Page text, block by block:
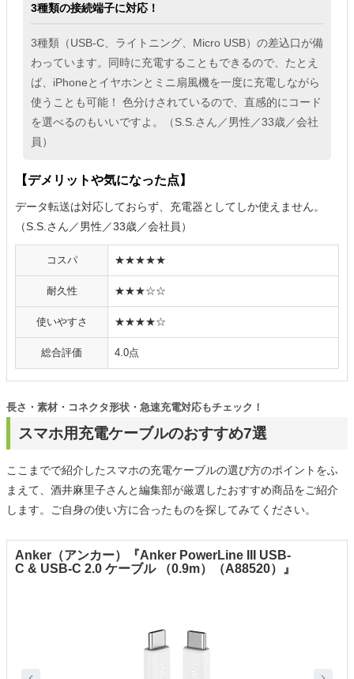
3種類の接続端子に対応！
3種類（USB-C、ライトニング、Micro USB）の差込口が備
わっています。同時に充電することもできるので、たとえ
ば、iPhoneとイヤホンとミニ扇風機を一度に充電しながら
使うことも可能！ 色分けされているので、直感的にコード
を選べるのもいいですよ。（S.S.さん／男性／33歳／会社
員）
【デメリットや気になった点】
データ転送は対応しておらず、充電器としてしか使えません。
（S.S.さん／男性／33歳／会社員）
コスパ ★★★★★
耐久性 ★★★☆☆
使いやすさ ★★★★☆
総合評価 4.0点
スマホ用充電ケーブルのおすすめ7選
長さ・素材・コネクタ形状・急速充電対応もチェック！
ここまでで紹介したスマホの充電ケーブルの選び方のポイントをふ
まえて、酒井麻里子さんと編集部が厳選したおすすめ商品をご紹介
します。ご自身の使い方に合ったものを探してみてください。
Anker（アンカー）『Anker PowerLine III USB-
C & USB-C 2.0 ケーブル （0.9m）（A88520）』